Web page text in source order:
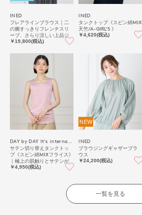
INED
フレアラインブラウス｜二
の腕すっきりフレンチスリ
ーブ、さらり涼しい上品ジ
ョーゼット
￥19,800(税込)
INED
タンクトップ《スビン綿MIX
天竺/A-GIRL’S 》
￥4,620(税込)
サテン切り替えタンクトッ
プ《スビン綿MIXフライス》
｜極上の肌触りとサテンが
映える上品インナー
￥4,950(税込)
NEW
INED
ブラウジングギャザーブラ
ウス
￥24,200(税込)
一覧を見る